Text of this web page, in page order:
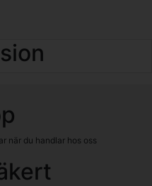
när du handlar hos oss